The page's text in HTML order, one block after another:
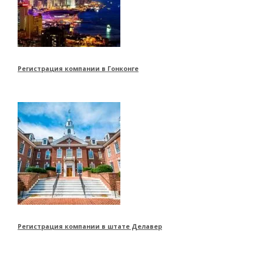
Регистрация компании в Гонконге
Регистрация компании в штате Делавер